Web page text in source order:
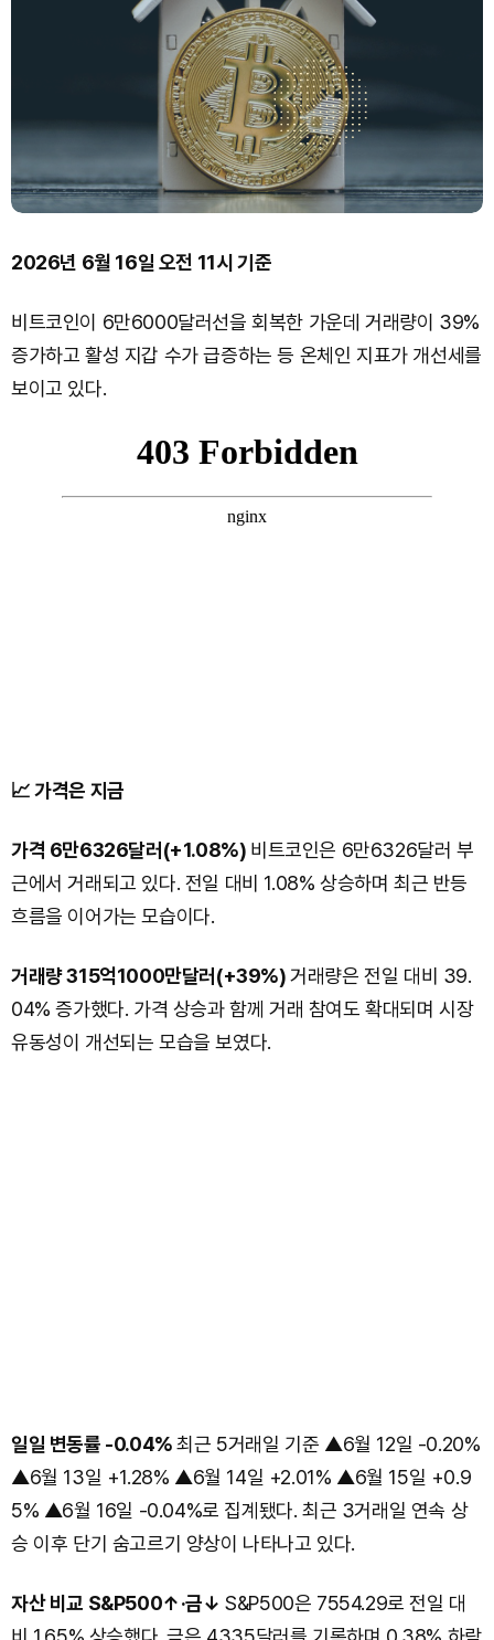
2026년 6월 16일 오전 11시 기준
비트코인이 6만6000달러선을 회복한 가운데 거래량이 39%
증가하고 활성 지갑 수가 급증하는 등 온체인 지표가 개선세를
보이고 있다.
📈 가격은 지금
가격 6만6326달러(+1.08%) 비트코인은 6만6326달러 부
근에서 거래되고 있다. 전일 대비 1.08% 상승하며 최근 반등
흐름을 이어가는 모습이다.
거래량 315억1000만달러(+39%)거래량은 전일 대비 39.
04% 증가했다. 가격 상승과 함께 거래 참여도 확대되며 시장
유동성이 개선되는 모습을 보였다.
일일 변동률 -0.04%최근 5거래일 기준 ▲6월 12일 -0.20%
▲6월 13일 +1.28% ▲6월 14일 +2.01% ▲6월 15일 +0.9
5% ▲6월 16일 -0.04%로 집계됐다. 최근 3거래일 연속 상
승 이후 단기 숨고르기 양상이 나타나고 있다.
자산 비교 S&P500↑·금↓S&P500은 7554.29로 전일 대